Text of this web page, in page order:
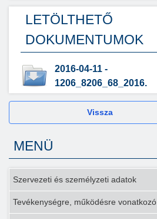
LETÖLTHETŐ
DOKUMENTUMOK
2016-04-11 -
1206_8206_68_2016.
Vissza
MENÜ
Szervezeti és személyzeti adatok
Tevékenységre, működésre vonatkozó